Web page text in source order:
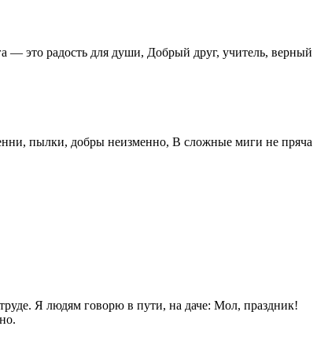
это радость для души, Добрый друг, учитель, верный
пылки, добры неизменно, В сложные миги не пряча
Я людям говорю в пути, на даче: Мол, праздник!